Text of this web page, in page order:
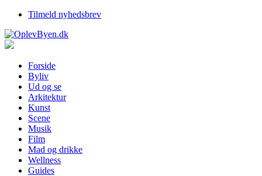
Tilmeld nyhedsbrev
Forside
Byliv
Ud og se
Arkitektur
Kunst
Scene
Musik
Film
Mad og drikke
Wellness
Guides